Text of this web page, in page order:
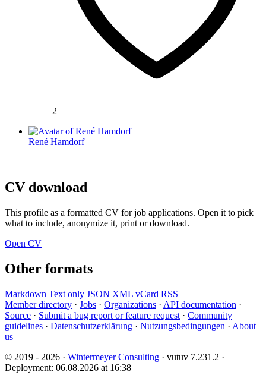
2
René Hamdorf
CV download
This profile as a formatted CV for job applications. Open it to pick
what to include, anonymize it, print or download.
Open CV
Other formats
Markdown Text only JSON XML vCard RSS
Member directory · Jobs · Organizations · API documentation ·
Source · Submit a bug report or feature request · Community
guidelines · Datenschutzerklärung · Nutzungsbedingungen · About
us
© 2019 - 2026 · Wintermeyer Consulting · vutuv 7.231.2 ·
Deployment: 06.08.2026 at 16:38